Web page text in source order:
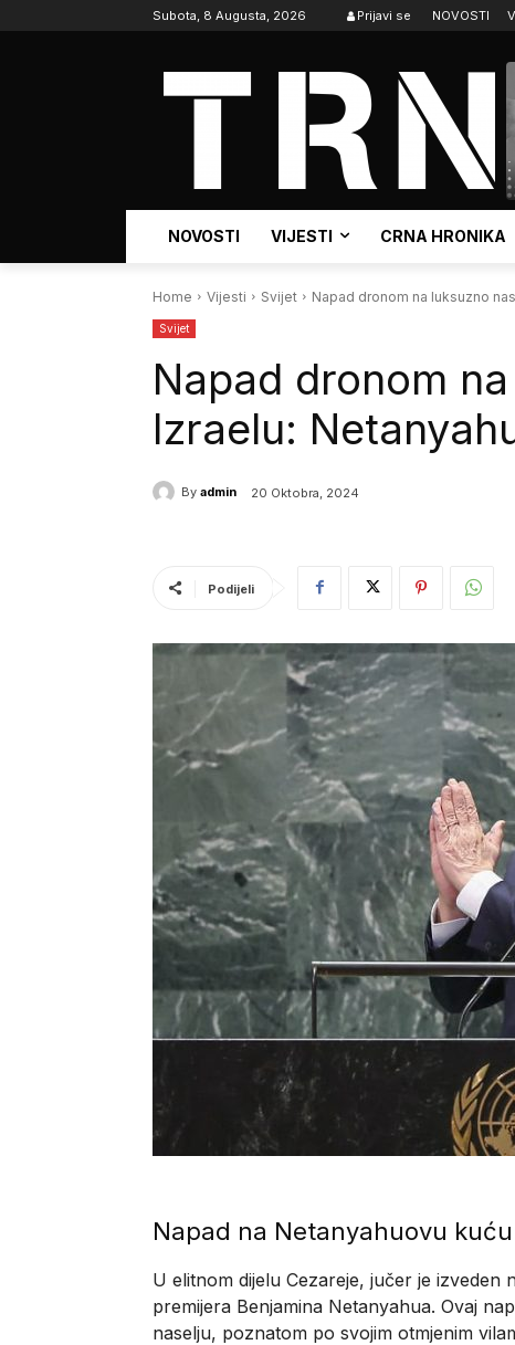
Subota, 8 Augusta, 2026 Prijavi se NOVOSTI
NOVOSTI VIJESTI CRNA HRONIKA
Home Vijesti Svijet Napad dronom na luksuzno
Svijet
Napad dronom
Izraelu:
By admin 20 Oktobra, 2024
Podijeli
Napad na Netanyahuovu kuću
U elitnom dijelu Cezareje, jučer je
premijera Benjamina Netanyahua. Ovaj
naselju, poznatom po svojim otmjenim